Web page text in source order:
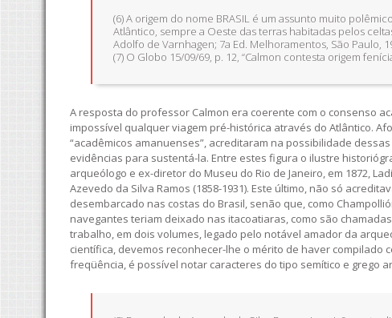
(6) A origem do nome BRASIL é um assunto muito
Atlântico, sempre a Oeste das terras habitadas pelos
Adolfo de Varnhagen; 7a Ed. Melhoramentos, São Paulo,
(7) O Globo 15/09/69, p. 12, “Calmon contesta origem
A resposta do professor Calmon era coerente com o consenso
impossível qualquer viagem pré-histórica através do Atlântico.
“acadêmicos amanuenses”, acreditaram na possibilidade
evidências para sustentá-la. Entre estes figura o ilustre
arqueólogo e ex-diretor do Museu do Rio de Janeiro, em 1872,
Azevedo da Silva Ramos (1858-1931). Este último, não só
desembarcado nas costas do Brasil, senão que, como
navegantes teriam deixado nas itacoatiaras, como são
trabalho, em dois volumes, legado pelo notável amador da
científica, devemos reconhecer-lhe o mérito de haver
freqüência, é possível notar caracteres do tipo semítico e grego